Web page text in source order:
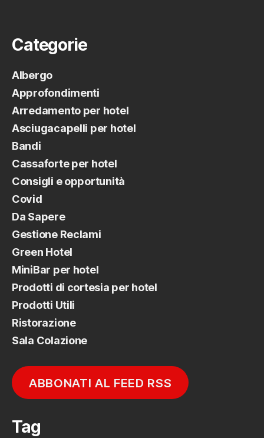
Categorie
Albergo
Approfondimenti
Arredamento per hotel
Asciugacapelli per hotel
Bandi
Cassaforte per hotel
Consigli e opportunità
Covid
Da Sapere
Gestione Reclami
Green Hotel
MiniBar per hotel
Prodotti di cortesia per hotel
Prodotti Utili
Ristorazione
Sala Colazione
ABBONATI AL FEED RSS
Tag